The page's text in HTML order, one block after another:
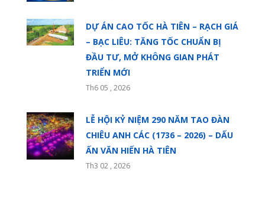
DỰ ÁN CAO TỐC HÀ TIÊN – RẠCH GIÁ
– BẠC LIÊU: TĂNG TỐC CHUẨN BỊ
ĐẦU TƯ, MỞ KHÔNG GIAN PHÁT
TRIỂN MỚI
Th6 05 , 2026
LỄ HỘI KỶ NIỆM 290 NĂM TAO ĐÀN
CHIÊU ANH CÁC (1736 – 2026) – DẤU
ẤN VĂN HIẾN HÀ TIÊN
Th3 02 , 2026